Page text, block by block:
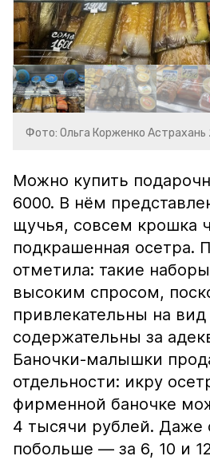
Фото: Ольга Корженко Астрахань
Можно купить
6000. В нём
щучья, совсем крошка
подкрашенная осетра.
отметила: такие
высоким спросом,
привлекательны на
содержательны за
Баночки-малышки
отдельности: икру
фирменной баночке
4 тысячи рублей. Даже
побольше — за 6, 10 и